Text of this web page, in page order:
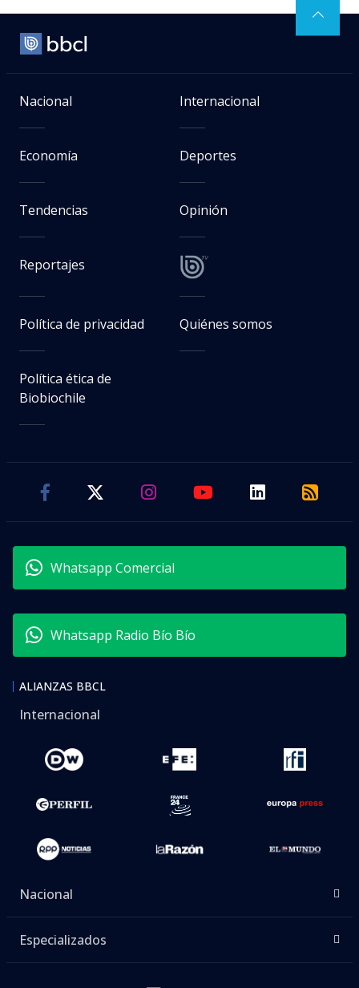
Nacional Internacional
Economía Deportes
Tendencias Opinión
Reportajes
Política de privacidad Quiénes somos
Política ética de
Biobiochile
Whatsapp Comercial
Whatsapp Radio Bío Bío
ALIANZAS BBCL
Internacional
Nacional
Especializados